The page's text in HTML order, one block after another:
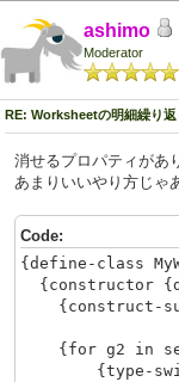
ashimo
Moderator
RE: Worksheetの明細繰り返
消せるプロパティがあ
あまりいいやり方じゃ
Code:
{define-class
{constructor
{construct-
{for g2 in
{type-